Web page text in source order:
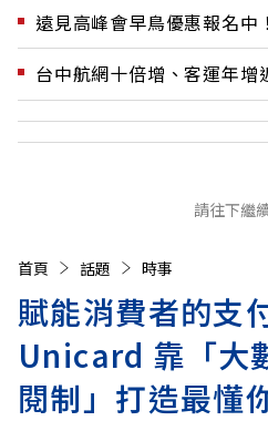
遠見高峰會早鳥優惠報名中！
台中航網十倍增、客運年增
請往下繼
首頁 話題 時事
賦能消費者的支
Unicard 靠「大
閱制」打造最懂